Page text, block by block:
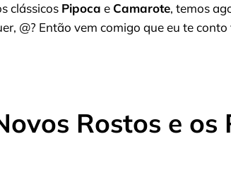
clássicos Pipoca e Camarote, temos
@? Então vem comigo que eu te conto
Rostos e os